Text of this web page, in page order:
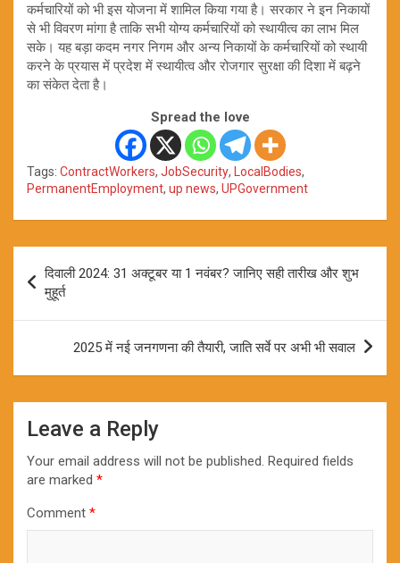
कर्मचारियों को भी इस योजना में शामिल किया गया है। सरकार ने इन निकायों
से भी विवरण मांगा है ताकि सभी योग्य कर्मचारियों को स्थायीत्व का लाभ मिल
सके। यह बड़ा कदम नगर निगम और अन्य निकायों के कर्मचारियों को स्थायी
करने के प्रयास में प्रदेश में स्थायीत्व और रोजगार सुरक्षा की दिशा में बढ़ने
का संकेत देता है।
Spread the love
Tags: ContractWorkers, JobSecurity, LocalBodies,
PermanentEmployment, up news, UPGovernment
navigation
दिवाली 2024: 31 अक्टूबर या 1 नवंबर? जानिए सही तारीख और शुभ
मुहूर्त
2025 में नई जनगणना की तैयारी, जाति सर्वे पर अभी भी सवाल
Leave a Reply
Your email address will not be published. Required fields
are marked *
Comment *